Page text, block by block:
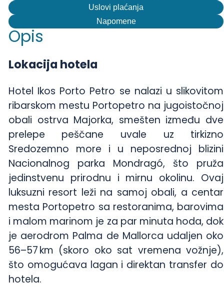
Uslovi plaćanja
Napomene
Opis
Lokacija hotela
Hotel Ikos Porto Petro se nalazi u slikovitom
ribarskom mestu Portopetro na jugoistočnoj
obali ostrva Majorka, smešten između dve
prelepe peščane uvale uz tirkizno
Sredozemno more i u neposrednoj blizini
Nacionalnog parka Mondragó, što pruža
jedinstvenu prirodnu i mirnu okolinu. Ovaj
luksuzni resort leži na samoj obali, a centar
mesta Portopetro sa restoranima, barovima
i malom marinom je za par minuta hoda, dok
je aerodrom Palma de Mallorca udaljen oko
56–57 km (skoro oko sat vremena vožnje),
što omogućava lagan i direktan transfer do
hotela.